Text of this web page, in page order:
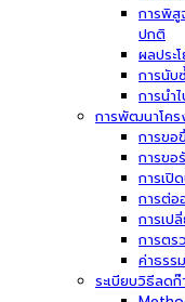
การพิสู
ปกติ
ผลประ
การนับ
การนำ
การพัฒนาโคร
การขอ
การขอ
การเปิ
การต่อ
การเป
การตร
ค่าธรร
ระเบียบวิธีลดก๊